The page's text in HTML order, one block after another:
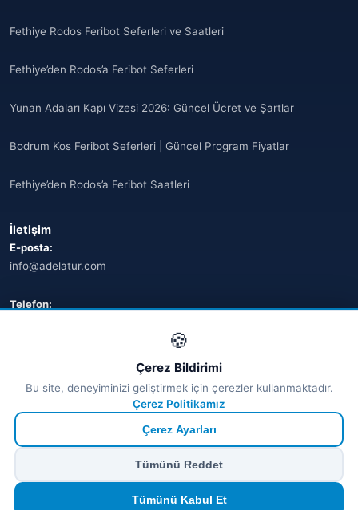
Fethiye Rodos Feribot Seferleri ve Saatleri
Fethiye’den Rodos’a Feribot Seferleri
Yunan Adaları Kapı Vizesi 2026: Güncel Ücret ve Şartlar
Bodrum Kos Feribot Seferleri | Güncel Program Fiyatlar
Fethiye’den Rodos’a Feribot Saatleri
İletişim
E-posta:
info@adelatur.com
Telefon:
💬 WhatsApp
€ EUR $ USD
🍪
Çerez Bildirimi
Bu site, deneyiminizi geliştirmek için çerezler kullanmaktadır.
Çerez Politikamız
Çerez Ayarları
Tümünü Reddet
Tümünü Kabul Et